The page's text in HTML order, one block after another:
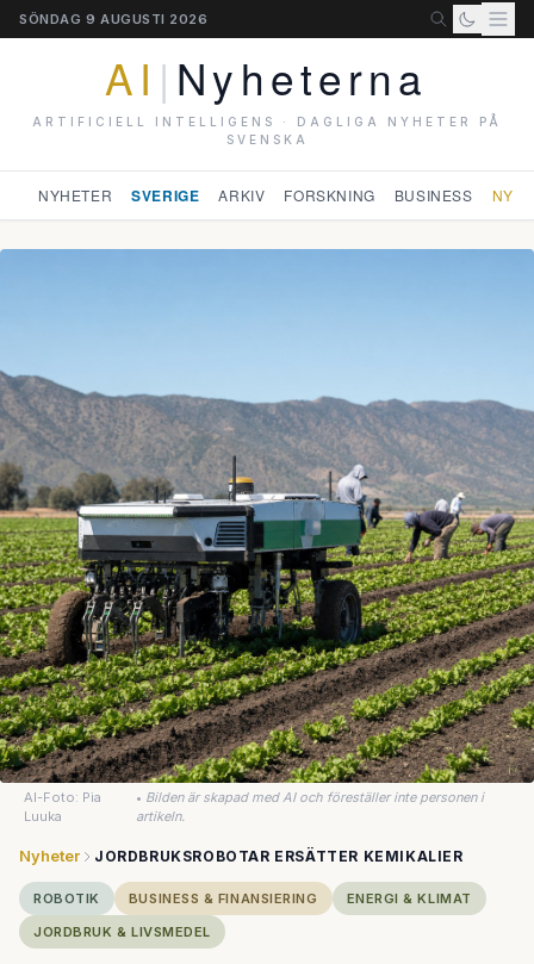
SÖNDAG 9 AUGUSTI 2026
AI | Nyheterna
ARTIFICIELL INTELLIGENS · DAGLIGA NYHETER PÅ
SVENSKA
NYHETER SVERIGE ARKIV FORSKNING BUSINESS
AI-Foto: Pia
Luuka
• Bilden är skapad med AI och föreställer inte personen i
artikeln.
Nyheter JORDBRUKSROBOTAR ERSÄTTER KEMIKALIER
ROBOTIK BUSINESS & FINANSIERING
ENERGI & KLIMAT
JORDBRUK & LIVSMEDEL